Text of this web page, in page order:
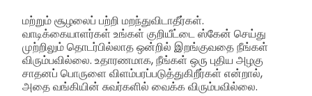
மற்றும் சூழலைப் பற்றி மறந்துவிடாதீர்கள்.
வாடிக்கையாளர்கள் உங்கள் குறியீட்டை ஸ்கேன் செய்து
முற்றிலும் தொடர்பில்லாத ஒன்றில் இறங்குவதை நீங்கள்
விரும்பவில்லை. உதாரணமாக, நீங்கள் ஒரு புதிய அழகு
சாதனப் பொருளை விளம்பரப்படுத்துகிறீர்கள் என்றால்,
அதை வங்கியின் சுவர்களில் வைக்க விரும்பவில்லை.